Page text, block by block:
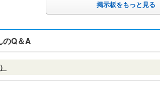
掲示板をもっと見る
Q＆A